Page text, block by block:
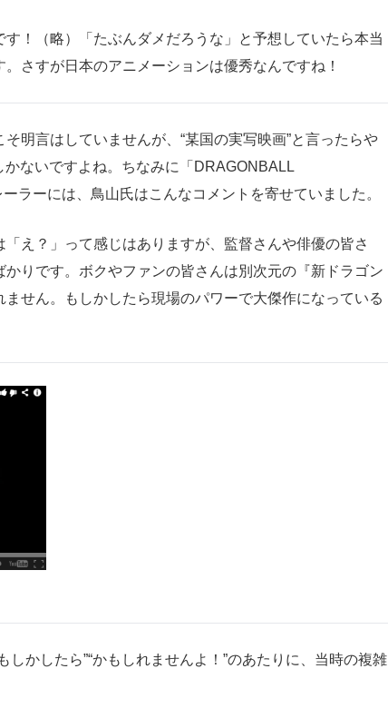
！（略）「たぶんダメだろうな」と予想していたら本当
さすが日本のアニメーションは優秀なんですね！
言はしていませんが、“某国の実写映画”と言ったらや
かないですよね。ちなみに「DRAGONBALL
ラーには、鳥山氏はこんなコメントを寄せていました。
え？」って感じはありますが、監督さんや俳優の皆さ
りです。ボクやファンの皆さんは別次元の『新ドラゴン
せん。もしかしたら現場のパワーで大傑作になっている
かしたら”“かもしれませんよ！”のあたりに、当時の複雑